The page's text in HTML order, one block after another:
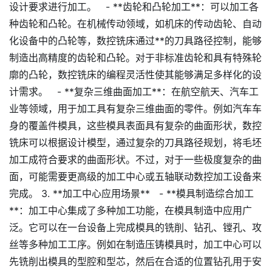
设计要求进行加工。 - **齿轮和凸轮加工**：可以加工各
种齿轮和凸轮。在机械传动领域，如机床的传动齿轮、自动
化设备中的凸轮等，数控铣床通过**的刀具路径控制，能够
制造出高精度的齿轮和凸轮。对于非标准齿轮和具有特殊轮
廓的凸轮，数控铣床的编程灵活性使其能够满足多样化的设
计需求。 - **复杂三维曲面加工**：在航空航天、汽车工
业等领域，用于加工具有复杂三维曲面的零件。例如汽车车
身的覆盖件模具，这些模具表面具有复杂的曲面形状，数控
铣床可以根据设计模型，通过复杂的刀具路径规划，将毛坯
加工成符合要求的曲面形状。不过，对于一些极度复杂的曲
面，可能需要更高级的加工中心或五轴联动数控加工设备来
完成。 3. **加工中心应用场景** - **模具制造综合加工
**：加工中心集成了多种加工功能，在模具制造中应用广
泛。它可以在一台设备上完成模具的铣削、钻孔、镗孔、攻
丝等多种加工工序。例如在制造压铸模具时，加工中心可以
先铣削出模具的型腔和型芯，然后在合适的位置钻孔用于安